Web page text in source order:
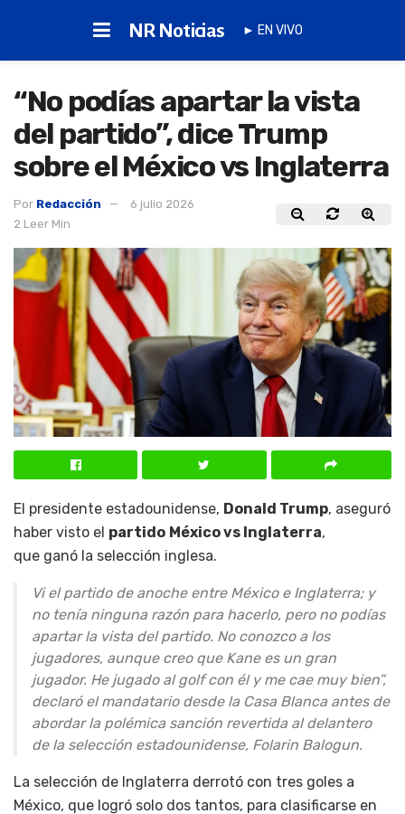
NR Noticias ► EN VIVO
“No podías apartar la vista
del partido”, dice Trump
sobre el México vs Inglaterra
Por Redacción
6 julio 2026
2 Leer Min
El presidente estadounidense, Donald Trump, aseguró
haber visto el partido México vs Inglaterra,
que ganó la selección inglesa.
Vi el partido de anoche entre México e Inglaterra; y
no tenía ninguna razón para hacerlo, pero no podías
apartar la vista del partido. No conozco a los
jugadores, aunque creo que Kane es un gran
jugador. He jugado al golf con él y me cae muy bien”,
declaró el mandatario desde la Casa Blanca antes de
abordar la polémica sanción revertida al delantero
de la selección estadounidense, Folarin Balogun.
La selección de Inglaterra derrotó con tres goles a
México, que logró solo dos tantos, para clasificarse en